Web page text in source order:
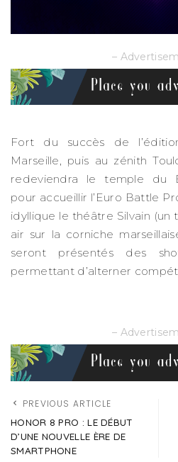
–
Fort du succès de
Marseille, puis au zénith
redeviendra le temple du
pour accueillir l’Euro Battle
idyllique le théâtre Silvain
air sur la corniche
seront présentés des
permettant d’alterner
–
PREVIOUS ARTICLE
HONOR 8 PRO : LE DÉBUT
D’UNE NOUVELLE ÈRE DE
SMARTPHONE